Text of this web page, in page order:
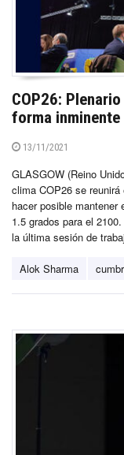
COP26:
forma
13/11/2021
GLASGOW (Reino
clima COP26 se
hacer posible
1.5 grados para el
la última sesión de
Alok Sharma